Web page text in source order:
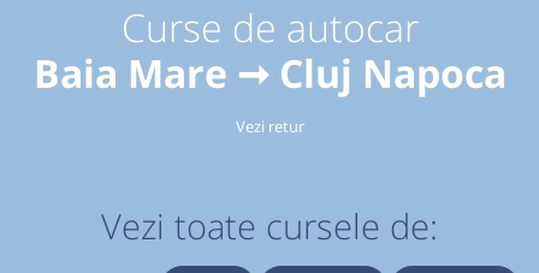
Curse de autocar
Baia Mare ➞ Cluj Napoca
Vezi retur
Vezi toate cursele de: